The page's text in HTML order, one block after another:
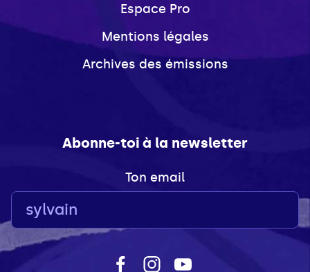
Espace Pro
Mentions légales
Archives des émissions
Abonne-toi à la newsletter
Ton email